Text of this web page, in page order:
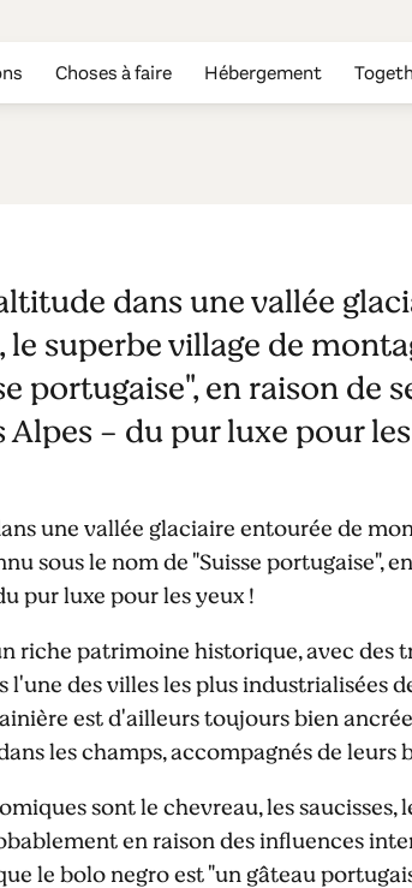
Choses à faire Hébergement
dans une vallée
superbe village de
portugaise", en raison de
- du pur luxe pour
une vallée glaciaire entourée de
sous le nom de "Suisse portugaise",
pur luxe pour les yeux !
riche patrimoine historique, avec des
des villes les plus industrialisées
est d'ailleurs toujours bien
les champs, accompagnés de leurs
sont le chevreau, les saucisses,
en raison des influences
le bolo negro est "un gâteau